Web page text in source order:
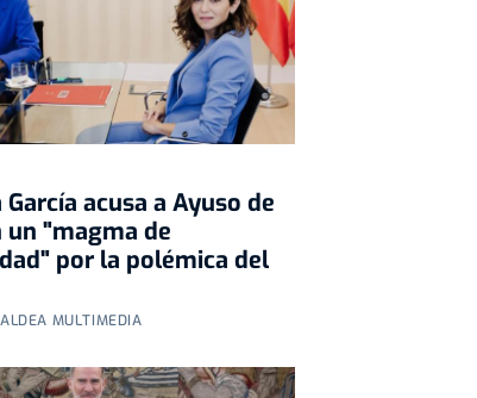
acusa a Ayuso de
un "magma de
por la polémica del
MULTIMEDIA